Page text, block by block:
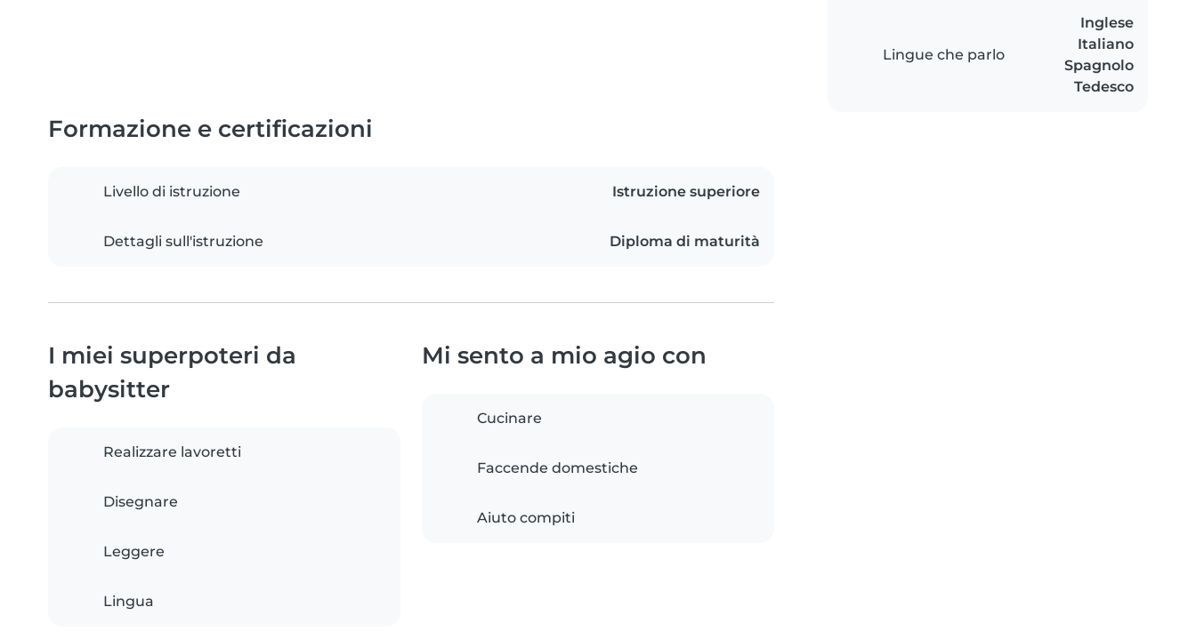
Lingue che parlo
Inglese
Italiano
Spagnolo
Tedesco
Formazione e certificazioni
Livello di istruzione Istruzione superiore
Dettagli sull'istruzione Diploma di maturità
I miei superpoteri da
babysitter
Realizzare lavoretti
Disegnare
Leggere
Lingua
Mi sento a mio agio con
Cucinare
Faccende domestiche
Aiuto compiti